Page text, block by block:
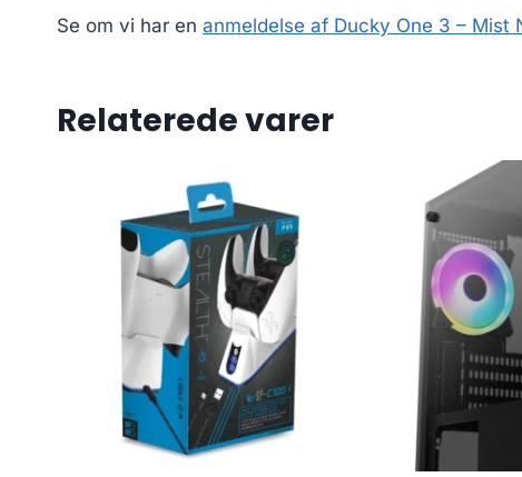
Se om vi har en anmeldelse af Ducky One 3 – Mist
Relaterede varer